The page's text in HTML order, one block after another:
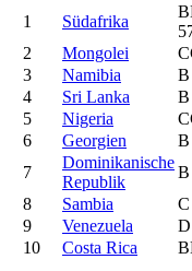
1
Südafrika
2
Mongolei
3
Namibia B
4
Sri Lanka B
5
Nigeria
6
Georgien B
7
Dominikanische
Republik
B
8
Sambia
9
Venezuela
10
Costa Rica